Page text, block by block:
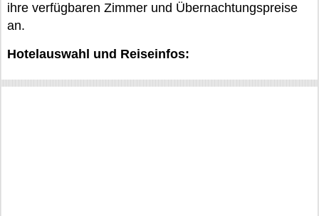
ihre verfügbaren Zimmer und Übernachtungspreise
an.
Hotelauswahl und Reiseinfos: